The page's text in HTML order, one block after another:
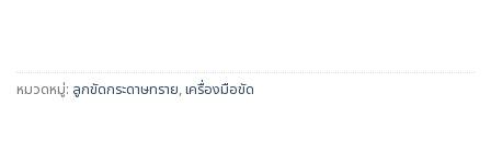
หมวดหมู่: ลูกขัดกระดาษทราย,เครื่องมือขัด